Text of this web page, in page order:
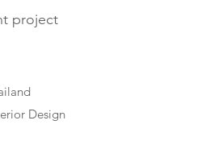
project
Design